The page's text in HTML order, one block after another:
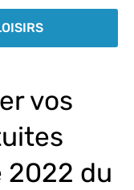
vos
2022 du